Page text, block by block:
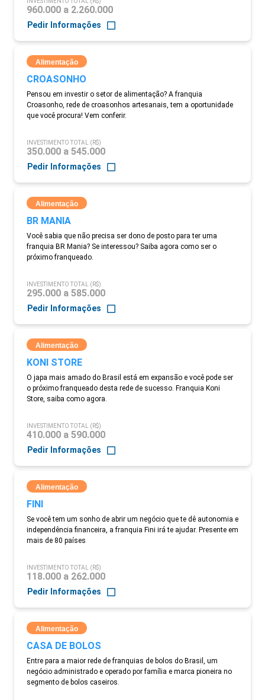
960.000 a 2.260.000
Pedir Informações
Alimentação
CROASONHO
Pensou em investir o setor de alimentação? A franquia
Croasonho, rede de croasonhos artesanais, tem a oportunidade
que você procura! Vem conferir.
INVESTIMENTO TOTAL (R$)
350.000 a 545.000
Pedir Informações
Alimentação
BR MANIA
Você sabia que não precisa ser dono de posto para ter uma
franquia BR Mania? Se interessou? Saiba agora como ser o
próximo franqueado.
INVESTIMENTO TOTAL (R$)
295.000 a 585.000
Pedir Informações
Alimentação
KONI STORE
O japa mais amado do Brasil está em expansão e você pode ser
o próximo franqueado desta rede de sucesso. Franquia Koni
Store, saiba como agora.
INVESTIMENTO TOTAL (R$)
410.000 a 590.000
Pedir Informações
Alimentação
FINI
Se você tem um sonho de abrir um negócio que te dê autonomia e
independência financeira, a franquia Fini irá te ajudar. Presente em
mais de 80 países
INVESTIMENTO TOTAL (R$)
118.000 a 262.000
Pedir Informações
Alimentação
CASA DE BOLOS
Entre para a maior rede de franquias de bolos do Brasil, um
negócio administrado e operado por família e marca pioneira no
segmento de bolos caseiros.